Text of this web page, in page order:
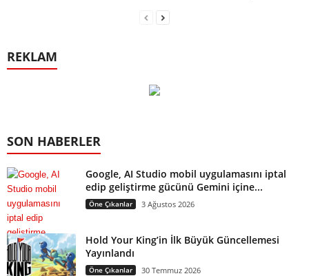
REKLAM
SON HABERLER
Google, AI Studio mobil uygulamasını iptal
edip geliştirme gücünü Gemini içine...
Öne Çıkanlar 3 Ağustos 2026
Hold Your King’in İlk Büyük Güncellemesi
Yayınlandı
Öne Çıkanlar 30 Temmuz 2026